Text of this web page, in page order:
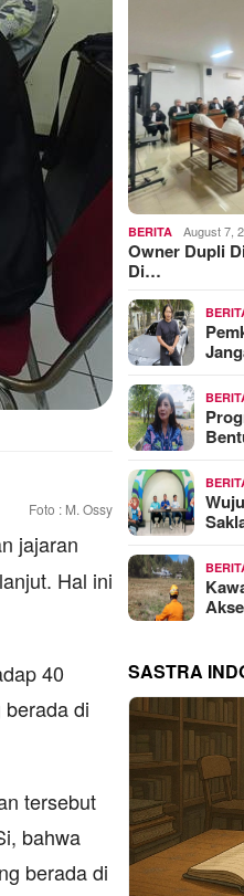
Foto : M. Ossy
jajaran
Hal ini
40
di
tersebut
bahwa
berada di
BERITA August 7,
Owner Dupli
Di…
SASTRA